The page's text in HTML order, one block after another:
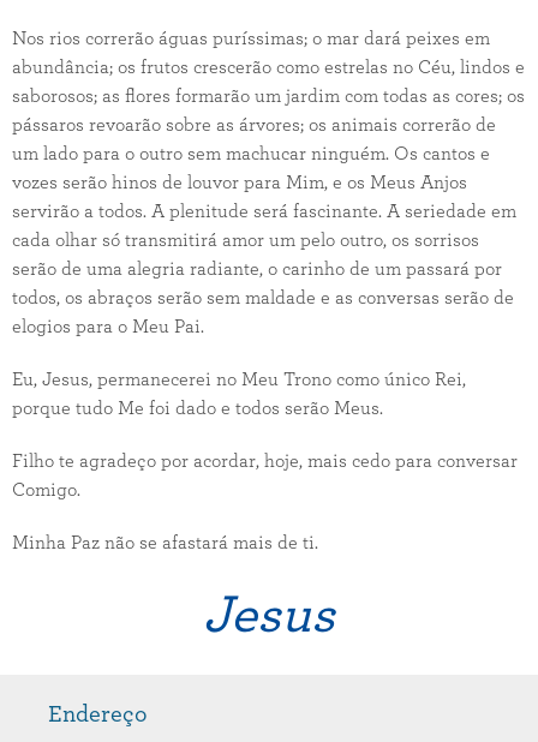
Nos rios correrão águas puríssimas; o mar dará peixes em
abundância; os frutos crescerão como estrelas no Céu, lindos e
saborosos; as flores formarão um jardim com todas as cores; os
pássaros revoarão sobre as árvores; os animais correrão de
um lado para o outro sem machucar ninguém. Os cantos e
vozes serão hinos de louvor para Mim, e os Meus Anjos
servirão a todos. A plenitude será fascinante. A seriedade em
cada olhar só transmitirá amor um pelo outro, os sorrisos
serão de uma alegria radiante, o carinho de um passará por
todos, os abraços serão sem maldade e as conversas serão de
elogios para o Meu Pai.
Eu, Jesus, permanecerei no Meu Trono como único Rei,
porque tudo Me foi dado e todos serão Meus.
Filho te agradeço por acordar, hoje, mais cedo para conversar
Comigo.
Minha Paz não se afastará mais de ti.
Jesus
Endereço